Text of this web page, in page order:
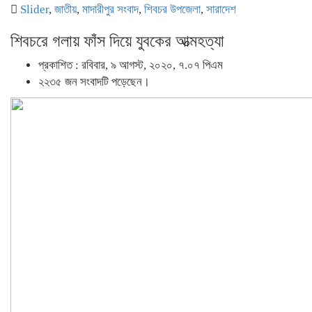
Slider, জাতীয়, মাদারীপুর সংবাদ, শিবচর উপজেলা, সারাদেশ
শিবচরে গলায় ফাঁস দিয়ে যুবকের আত্মহত্যা
প্রকাশিত : রবিবার, ৯ আগস্ট, ২০২০, ৭.০৭ পিএম
২২৩৫ জন সংবাদটি পড়েছেন।